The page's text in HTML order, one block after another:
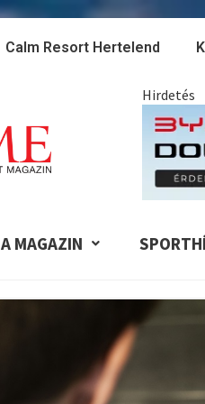
Calm Resort Hertelend
Hirdetés
A MAGAZIN